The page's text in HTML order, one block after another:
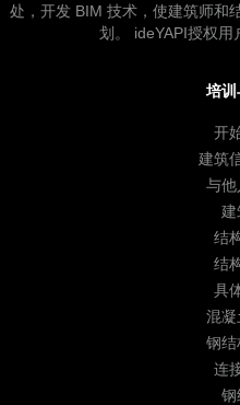
处，开发 BIM 技术，使建筑师和
划。 ideYAPI授权用
培训
开
建筑
与他
建
结
结
具
混凝
钢结
连
钢